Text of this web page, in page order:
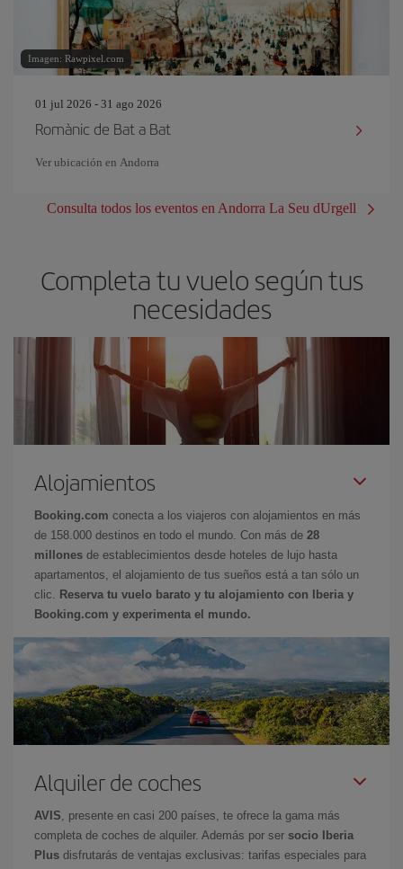
Imagen: Rawpixel.com
01 jul 2026 - 31 ago 2026
Romànic de Bat a Bat
Ver ubicación en Andorra
Consulta todos los eventos en Andorra La Seu dUrgell
Completa tu vuelo según tus
necesidades
Alojamientos
Booking.com conecta a los viajeros con alojamientos en más
de 158.000 destinos en todo el mundo. Con más de 28
millones de establecimientos desde hoteles de lujo hasta
apartamentos, el alojamiento de tus sueños está a tan sólo un
clic.
Reserva tu vuelo barato y tu alojamiento con Iberia y
Booking.com y experimenta el mundo.
Alquiler de coches
AVIS , presente en casi 200 países, te ofrece la gama más
completa de coches de alquiler. Además por ser socio Iberia
Plus disfrutarás de ventajas exclusivas: tarifas especiales para